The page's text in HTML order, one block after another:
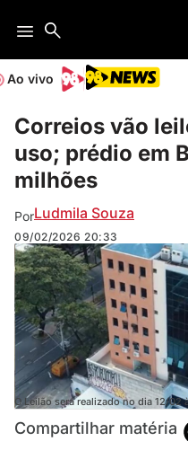
Ao vivo
Correios vão
uso; prédio em
milhões
PorLudmila Souza
09/02/2026 20:33
O Leilão será realizado no dia 12/02
Compartilhar matéria